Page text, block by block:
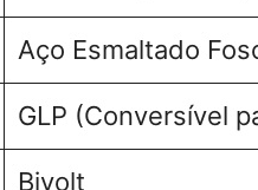
Aço Esmaltado
GLP (Conversível
Bivolt